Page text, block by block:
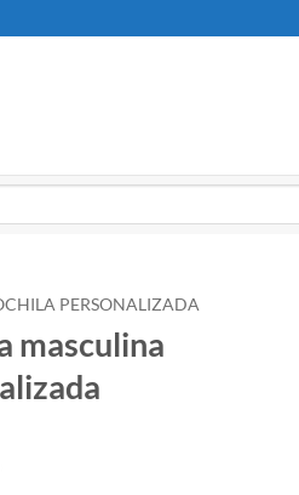
PERSONALIZADA
masculina